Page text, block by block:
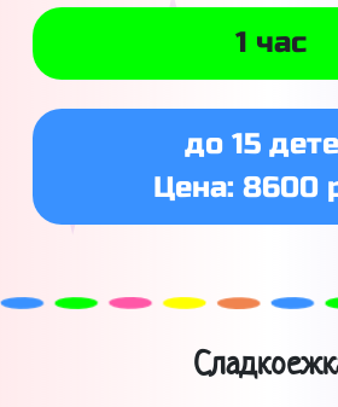
1 час
до 15
Цена: 8600